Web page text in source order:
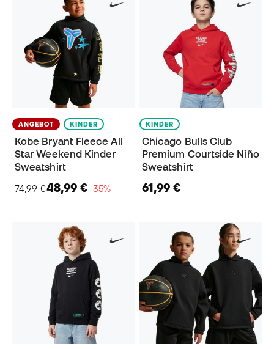
ANGEBOT KINDER
Kobe Bryant Fleece All
Star Weekend Kinder
Sweatshirt
74,99 €48,99 €−35%
KINDER
Chicago Bulls Club
Premium Courtside Niño
Sweatshirt
61,99 €